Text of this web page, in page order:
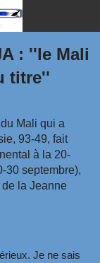
: ''le Mali
titre''
Mali qui a
93-49, fait
à la 20-
30 septembre),
la Jeanne
Je ne sais